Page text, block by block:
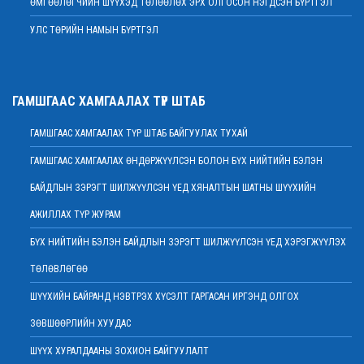
2022 оны 02 сарын 01
Дээд шүүхийн Тамгын газрын ажилтнуудын 82 хувь нь ХАСХОМ мэдүүлээд
МЭДЭГДЭЛ
2022 оны 01 сарын 20
Ерөнхий шүүгч Д.Ганзориг Европын Холбооноос Монгол Улсад суугаа
Элчин сайдтай хамтын ажиллагааны талаар санал солилцов
2022 оны 01 сарын 19
Үндсэн хуулийн цэцийн гишүүнд нэр дэвшигчийн материал хүлээн авах
2022 оны 01 сарын 19
Улсын дээд шүүхийн дэргэдэх Шүүхийн сургалт, судалгаа, мэдээллийн
Дээд шүүхийн нийт шүүгчийн хуралдаан болно
ӨМГӨӨЛӨГЧИЙН ШҮҮХЭД ТӨЛӨӨЛӨХ ЭРХ ОЛГОСОН НЭГДСЭН БҮРТГЭЛ
УЛС ТӨРИЙН НАМЫН БҮРТГЭЛ
ГАМШГААС ХАМГААЛАХ ТҮР ШТАБ
ГАМШГААС ХАМГААЛАХ ТҮР ШТАБ БАЙГУУЛАХ ТУХАЙ
ГАМШГААС ХАМГААЛАХ ӨНДӨРЖҮҮЛСЭН БОЛОН БҮХ НИЙТИЙН БЭЛЭН
БАЙДЛЫН ЗЭРЭГТ ШИЛЖҮҮЛСЭН ҮЕД ХЯНАЛТЫН ШАТНЫ ШҮҮХИЙН
АЖИЛЛАХ ТҮР ЖУРАМ
БҮХ НИЙТИЙН БЭЛЭН БАЙДЛЫН ЗЭРЭГТ ШИЛЖҮҮЛСЭН ҮЕД ХЭРЭГЖҮҮЛЭХ
ТӨЛӨВЛӨГӨӨ
ШҮҮХИЙН БАЙРАНД НЭВТРЭХ ХҮСЭЛТ ГАРГАСАН ИРГЭНД ОЛГОХ
ЗӨВШӨӨРЛИЙН ХУУДАС
ШҮҮХ ХУРАЛДААНЫ ЗОХИОН БАЙГУУЛАЛТ